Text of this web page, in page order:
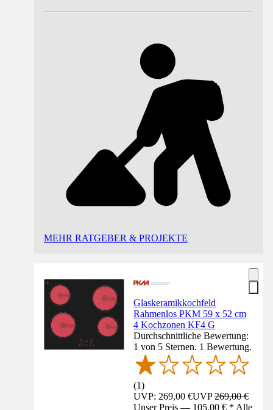
MEHR RATGEBER & PROJEKTE
Glaskeramikkochfeld
Rahmenlos PKM 59 x 52 cm
4 Kochzonen KF4 G
Durchschnittliche Bewertung:
1 von 5 Sternen. 1 Bewertung.
(1)
UVP: 269,00 €UVP269,00 €
Unser Preis — 105,00 € * Alle